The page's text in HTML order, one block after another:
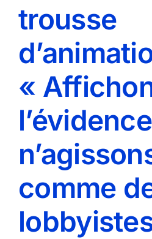
trousse
«
comme